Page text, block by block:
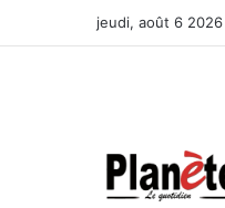
jeudi, août 6 2026